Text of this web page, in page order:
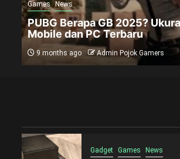
Games News
PUBG Berapa GB 2025?
Mobile dan PC Terbaru
9 months ago Admin Pojok Gamers
Gadget Games News